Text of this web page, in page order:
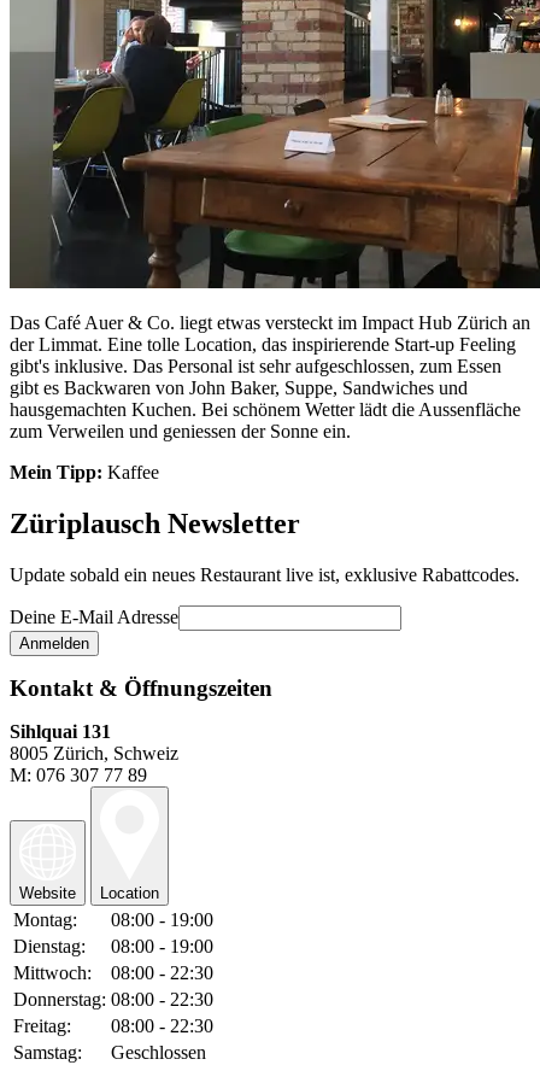
Das Café Auer & Co. liegt etwas versteckt im Impact Hub Zürich an
der Limmat. Eine tolle Location, das inspirierende Start-up Feeling
gibt's inklusive. Das Personal ist sehr aufgeschlossen, zum Essen
gibt es Backwaren von John Baker, Suppe, Sandwiches und
hausgemachten Kuchen. Bei schönem Wetter lädt die Aussenfläche
zum Verweilen und geniessen der Sonne ein.
Mein Tipp: Kaffee
Züriplausch Newsletter
Update sobald ein neues Restaurant live ist, exklusive Rabattcodes.
Deine E-Mail Adresse
Kontakt & Öffnungszeiten
Sihlquai 131
8005 Zürich, Schweiz
M: 076 307 77 89
Website Location
Montag:
08:00 - 19:00
Dienstag:
08:00 - 19:00
Mittwoch:
08:00 - 22:30
Donnerstag: 08:00 - 22:30
Freitag:
08:00 - 22:30
Samstag:
Geschlossen